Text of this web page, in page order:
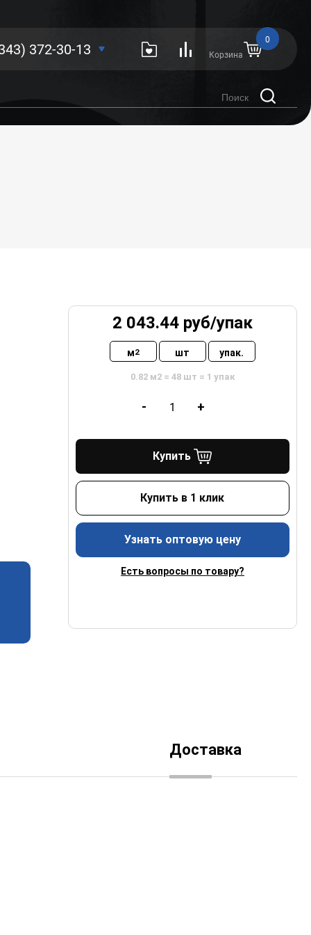
372-30-13 Корзина
0
2 043.44руб/упак
м2 шт упак.
0.82 м2 = 48 шт = 1 упак
- +
Купить
Купить в 1 клик
Узнать оптовую цену
Есть вопросы по товару?
Доставка